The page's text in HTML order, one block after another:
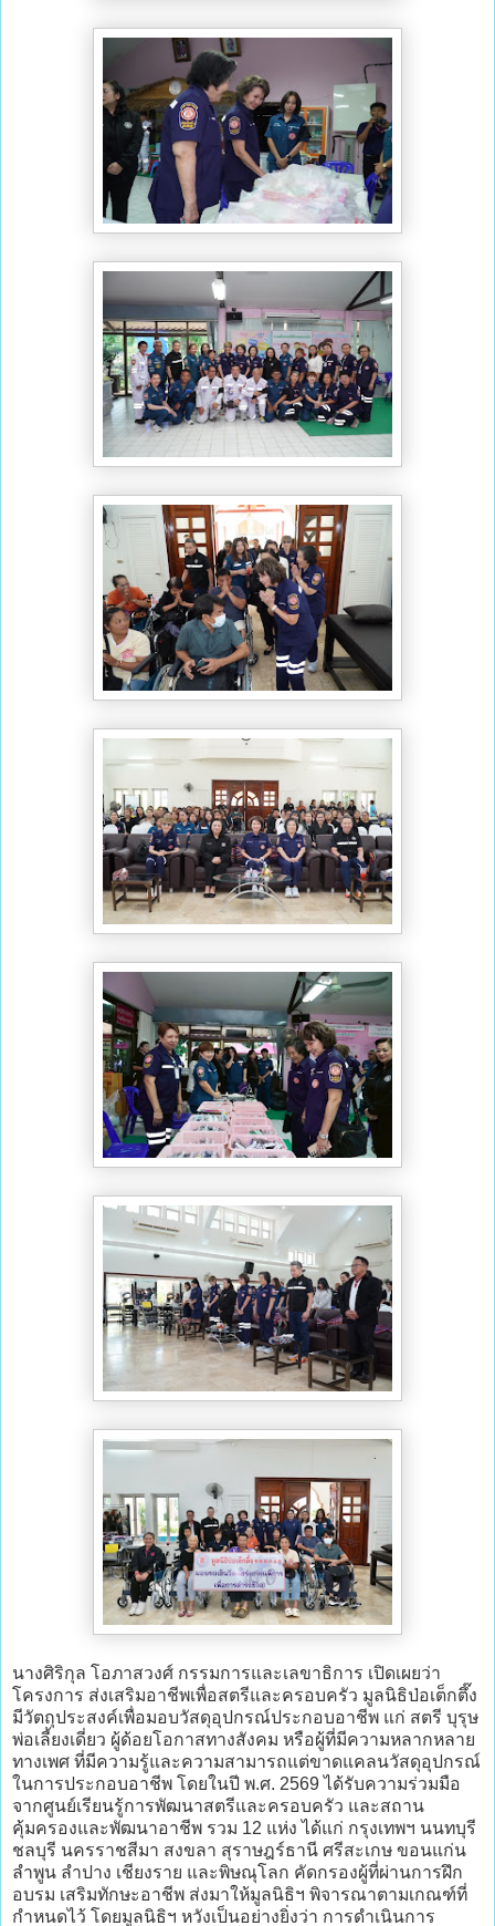
นางศิริกุล โอภาสวงศ์ กรรมการและเลขาธิการ เปิดเผยว่า
โครงการ ส่งเสริมอาชีพเพื่อสตรีและครอบครัว มูลนิธิป่อเต็กตึ๊ง
มีวัตถุประสงค์เพื่อมอบวัสดุอุปกรณ์ประกอบอาชีพ แก่ สตรี บุรุษ
พ่อเลี้ยงเดี่ยว ผู้ด้อยโอกาสทางสังคม หรือผู้ที่มีความหลากหลาย
ทางเพศ ที่มีความรู้และความสามารถแต่ขาดแคลนวัสดุอุปกรณ์
ในการประกอบอาชีพ โดยในปี พ.ศ. 2569 ได้รับความร่วมมือ
จากศูนย์เรียนรู้การพัฒนาสตรีและครอบครัว และสถาน
คุ้มครองและพัฒนาอาชีพ รวม 12 แห่ง ได้แก่ กรุงเทพฯ นนทบุรี
ชลบุรี นครราชสีมา สงขลา สุราษฎร์ธานี ศรีสะเกษ ขอนแก่น
ลำพูน ลำปาง เชียงราย และพิษณุโลก คัดกรองผู้ที่ผ่านการฝึก
อบรม เสริมทักษะอาชีพ ส่งมาให้มูลนิธิฯ พิจารณาตามเกณฑ์ที่
กำหนดไว้ โดยมูลนิธิฯ หวังเป็นอย่างยิ่งว่า การดำเนินการ